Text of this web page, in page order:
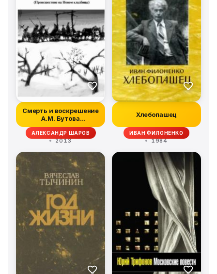
Смерть и воскрешение
А.М. Бутова
(Происшествие на...
АЛЕКСАНДР ШАРОВ
2013
Хлебопашец
ИВАН ФИЛОНЕНКО
1984